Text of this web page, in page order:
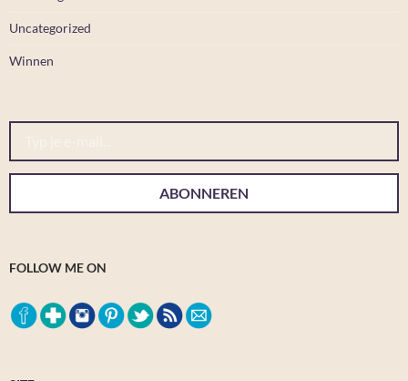
Uncategorized
Winnen
Typ je e-mail...
ABONNEREN
FOLLOW ME ON